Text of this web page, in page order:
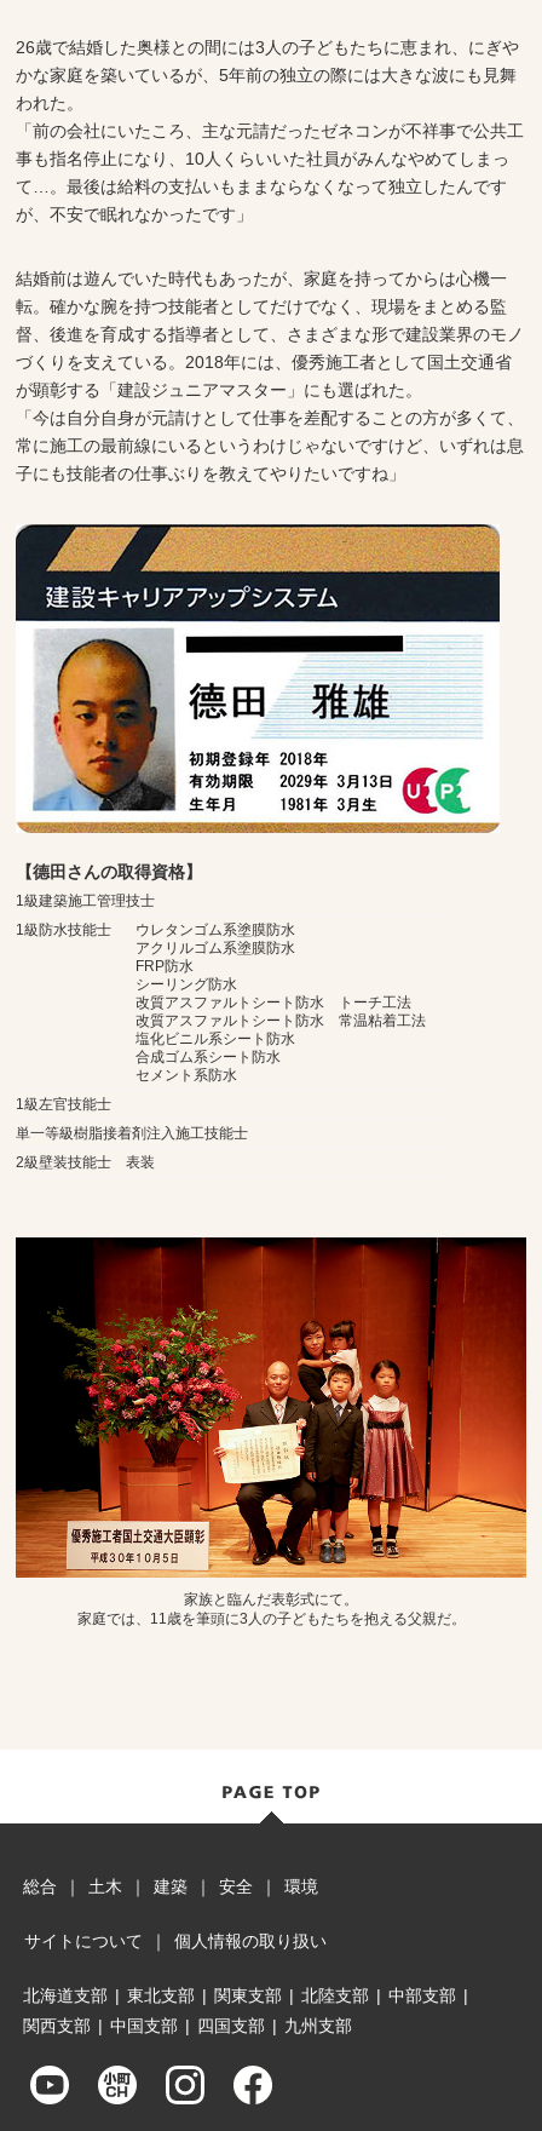
26歳で結婚した奥様との間には3人の子どもたちに恵まれ、にぎや
かな家庭を築いているが、5年前の独立の際には大きな波にも見舞
われた。
「前の会社にいたころ、主な元請だったゼネコンが不祥事で公共工
事も指名停止になり、10人くらいいた社員がみんなやめてしまっ
て…。最後は給料の支払いもままならなくなって独立したんです
が、不安で眠れなかったです」
結婚前は遊んでいた時代もあったが、家庭を持ってからは心機一
転。確かな腕を持つ技能者としてだけでなく、現場をまとめる監
督、後進を育成する指導者として、さまざまな形で建設業界のモノ
づくりを支えている。2018年には、優秀施工者として国土交通省
が顕彰する「建設ジュニアマスター」にも選ばれた。
「今は自分自身が元請けとして仕事を差配することの方が多くて、
常に施工の最前線にいるというわけじゃないですけど、いずれは息
子にも技能者の仕事ぶりを教えてやりたいですね」
【德田さんの取得資格】
1級建築施工管理技士
1級防水技能士
ウレタンゴム系塗膜防水
アクリルゴム系塗膜防水
FRP防水
シーリング防水
改質アスファルトシート防水 トーチ工法
改質アスファルトシート防水 常温粘着工法
塩化ビニル系シート防水
合成ゴム系シート防水
セメント系防水
1級左官技能士
単一等級樹脂接着剤注入施工技能士
2級壁装技能士 表装
家族と臨んだ表彰式にて。
家庭では、11歳を筆頭に3人の子どもたちを抱える父親だ。
総合 ｜ 土木 ｜ 建築 ｜ 安全 ｜ 環境
サイトについて ｜ 個人情報の取り扱い
北海道支部 | 東北支部 | 関東支部 | 北陸支部 | 中部支部 |
関西支部 | 中国支部 | 四国支部 | 九州支部